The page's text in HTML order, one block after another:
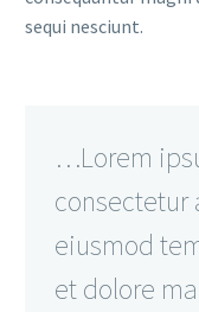
sequi nesciunt.
…Lorem
consectetur
eiusmod
et dolore